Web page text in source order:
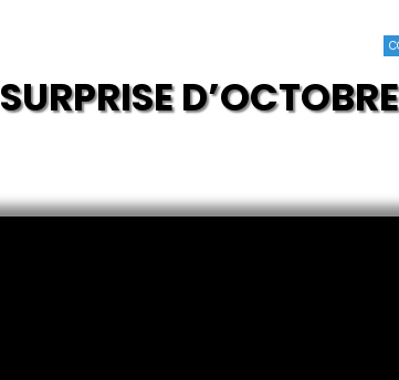
SURPRISE